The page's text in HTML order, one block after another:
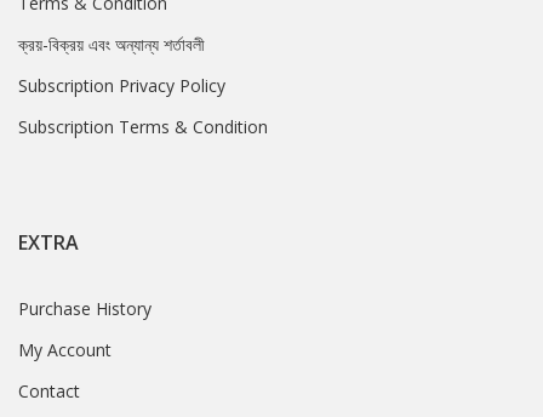
ক্রয়-বিক্রয় এবং অন্যান্য শর্তাবলী
Subscription Privacy Policy
Subscription Terms & Condition
EXTRA
Purchase History
My Account
Contact